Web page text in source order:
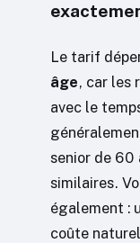
Le tarif
âge, car les
avec le
senior de 60
similaires.
également :
coûte